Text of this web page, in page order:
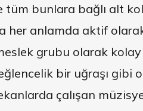
bunlara bağlı alt
her anlamda aktif
grubu olarak
bir uğraşı gibi
çalışan